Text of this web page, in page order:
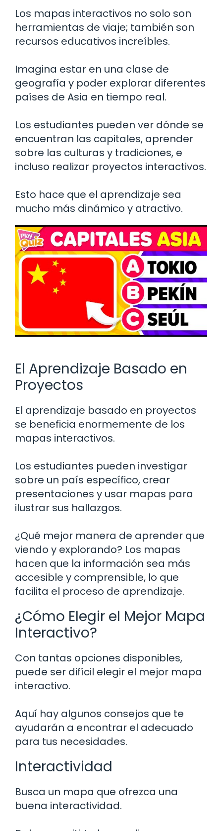
Los mapas interactivos no solo son
herramientas de viaje; también son
recursos educativos increíbles.
Imagina estar en una clase de
geografía y poder explorar diferentes
países de Asia en tiempo real.
Los estudiantes pueden ver dónde se
encuentran las capitales, aprender
sobre las culturas y tradiciones, e
incluso realizar proyectos interactivos.
Esto hace que el aprendizaje sea
mucho más dinámico y atractivo.
El Aprendizaje Basado en
Proyectos
El aprendizaje basado en proyectos
se beneficia enormemente de los
mapas interactivos.
Los estudiantes pueden investigar
sobre un país específico, crear
presentaciones y usar mapas para
ilustrar sus hallazgos.
¿Qué mejor manera de aprender que
viendo y explorando? Los mapas
hacen que la información sea más
accesible y comprensible, lo que
facilita el proceso de aprendizaje.
¿Cómo Elegir el Mejor Mapa
Interactivo?
Con tantas opciones disponibles,
puede ser difícil elegir el mejor mapa
interactivo.
Aquí hay algunos consejos que te
ayudarán a encontrar el adecuado
para tus necesidades.
Interactividad
Busca un mapa que ofrezca una
buena interactividad.